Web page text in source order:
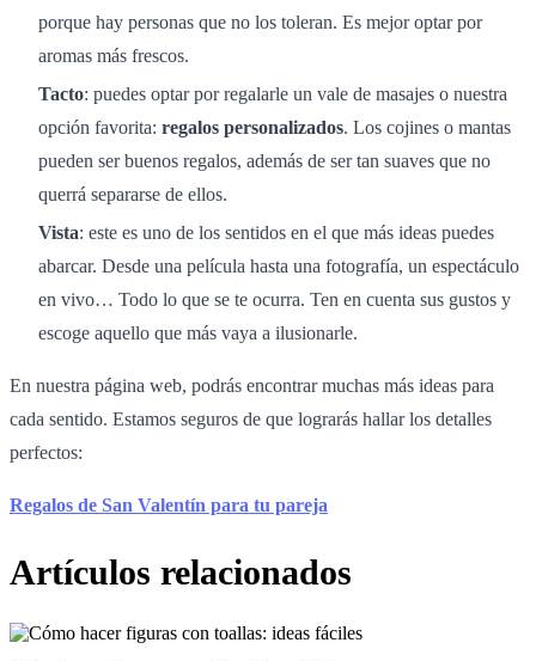
porque hay personas que no los toleran. Es mejor optar por
aromas más frescos.
Tacto: puedes optar por regalarle un vale de masajes o nuestra
opción favorita: regalos personalizados. Los cojines o mantas
pueden ser buenos regalos, además de ser tan suaves que no
querrá separarse de ellos.
Vista: este es uno de los sentidos en el que más ideas puedes
abarcar. Desde una película hasta una fotografía, un espectáculo
en vivo… Todo lo que se te ocurra. Ten en cuenta sus gustos y
escoge aquello que más vaya a ilusionarle.
En nuestra página web, podrás encontrar muchas más ideas para
cada sentido. Estamos seguros de que lograrás hallar los detalles
perfectos:
Regalos de San Valentín para tu pareja
Artículos relacionados